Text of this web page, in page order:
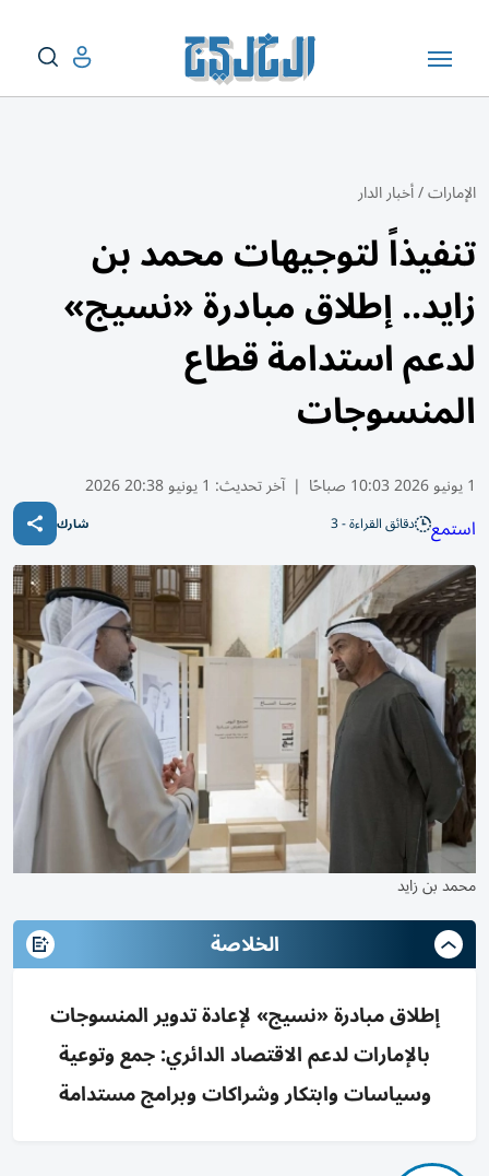
الإمارات/أخبار الدار
تنفيذاً لتوجيهات محمد بن
زايد.. إطلاق مبادرة «نسيج»
لدعم استدامة قطاع
المنسوجات
1 يونيو 2026 10:03 صباحًا | آخر تحديث: 1 يونيو 20:38 2026
استمع دقائق القراءة - 3 شارك
محمد بن زايد
الخلاصة
إطلاق مبادرة «نسيج» لإعادة تدوير المنسوجات
بالإمارات لدعم الاقتصاد الدائري: جمع وتوعية
وسياسات وابتكار وشراكات وبرامج مستدامة